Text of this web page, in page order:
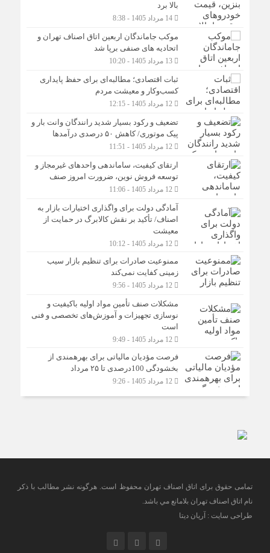
بالا برد
14 مرداد 1405 - 8:38
موکب جاماندگان اربعین اتاق اصناف تهران و
اتحادیه های صنفی برپا شد
13 مرداد 1405 - 10:20
ثبات اقتصادی؛ مطالبه‌ای برای حفظ پایداری
کسب‌وکار و معیشت مردم
12 مرداد 1405 - 12:15
تضعیف و رکود بسیار شدید رانندگان وانت بار و
پیک موتوری/ کاهش ۵۰ درصدی درآمدها
12 مرداد 1405 - 11:51
ارتقای کیفیت، ساماندهی واحدهای غیرمجاز و
توسعه فروش نوین، ضرورت امروز صنف
12 مرداد 1405 - 11:06
آمادگی دولت برای واگذاری اختیارات بازار به
اصناف/ تأکید بر نقش کالابرگ در حمایت از
معیشت
12 مرداد 1405 - 10:12
ممنوعیت صادرات برای تنظیم بازار سیب
زمینی کفایت نمی‌کند
12 مرداد 1405 - 9:56
مشکلات صنف تأمین مواد اولیه باکیفیت و
نوسازی تجهیزات و آموزش‌های تخصصی و فنی
است
12 مرداد 1405 - 9:49
فرصت مؤدیان مالیاتی برای بهره‎مندی از
بخشودگی 100درصدی تا ۲۵ مرداد
12 مرداد 1405 - 9:26
تمامی حقوق برای اتاق اصناف تهران محفوظ است. هرگونه نشر مطالب با ذكر
نام اتاق اصناف تهران بلامانع مي باشد.
طراحی سایت : آریان دیتا